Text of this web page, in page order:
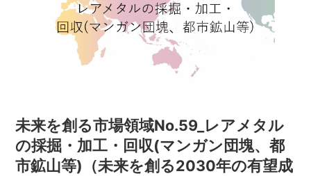
未来を創る市場領域No.59_レアメタル
の採掘・加工・回収(マンガン団塊、都
市鉱山等)（未来を創る2030年の有望成